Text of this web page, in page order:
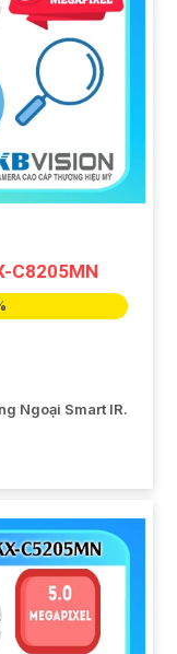
C8205MN
Ngoại Smart IR.